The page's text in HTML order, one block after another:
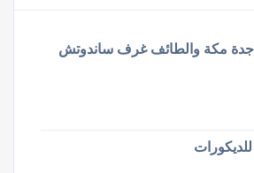
جدة مكة والطائف غرف ساندوتش